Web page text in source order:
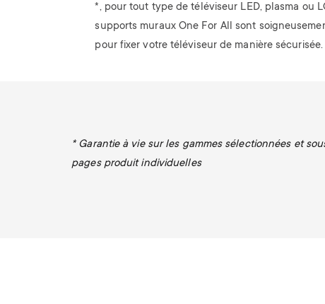
*, pour tout type de téléviseur LED, plasma ou
supports muraux One For All sont
pour fixer votre téléviseur de manière sécurisée.
* Garantie à vie sur les gammes sélectionnées et
pages produit individuelles